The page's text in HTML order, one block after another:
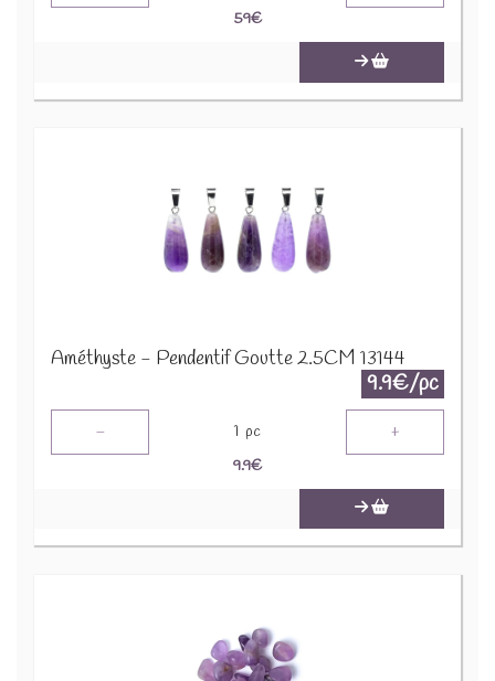
59€
Améthyste - Pendentif Goutte 2.5CM 13144
9.9€/pc
- 1 pc +
9.9€